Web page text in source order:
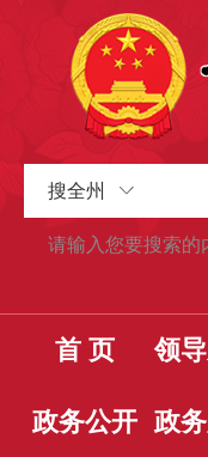
搜全州
首 页 领
政务公开 政